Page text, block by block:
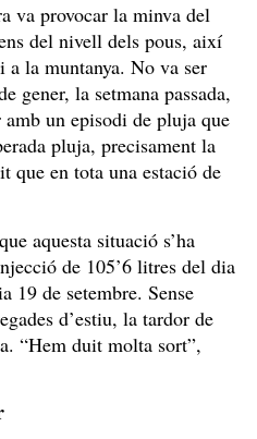
va provocar la minva del
del nivell dels pous, així
a la muntanya. No va ser
gener, la setmana passada,
un episodi de pluja que
pluja, precisament la
que en tota una estació de
aquesta situació s’ha
de 105’6 litres del dia
19 de setembre. Sense
d’estiu, la tardor de
“Hem duit molta sort”,